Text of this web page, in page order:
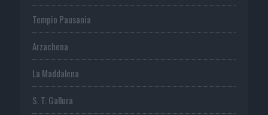
Tempio Pausania
Arzachena
La Maddalena
S. T. Gallura